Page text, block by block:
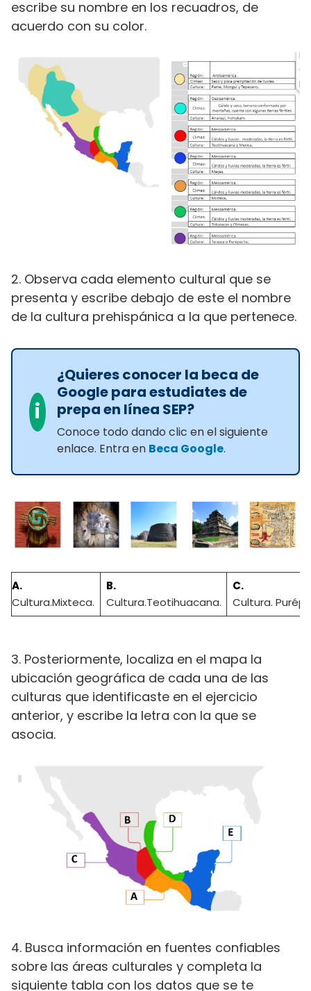
escribe su nombre en los recuadros, de
acuerdo con su color.
2. Observa cada elemento cultural que se
presenta y escribe debajo de este el nombre
de la cultura prehispánica a la que pertenece.
i
¿Quieres conocer la beca de
Google para estudiates de
prepa en línea SEP?
Conoce todo dando clic en el siguiente
enlace. Entra en Beca Google.
A.
Cultura.Mixteca.
B.
Cultura.Teotihuacana.
C.
Cultura.
3. Posteriormente, localiza en el mapa la
ubicación geográfica de cada una de las
culturas que identificaste en el ejercicio
anterior, y escribe la letra con la que se
asocia.
4. Busca información en fuentes confiables
sobre las áreas culturales y completa la
siguiente tabla con los datos que se te